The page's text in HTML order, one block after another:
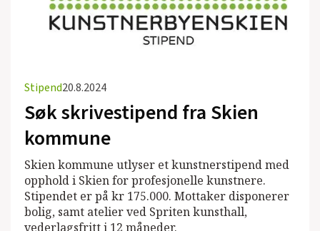
Stipend20.8.2024
Søk skrivestipend fra Skien
kommune
Skien kommune utlyser et kunstnerstipend med
opphold i Skien for profesjonelle kunstnere.
Stipendet er på kr 175.000. Mottaker disponerer
bolig, samt atelier ved Spriten kunsthall,
vederlagsfritt i 12 måneder.